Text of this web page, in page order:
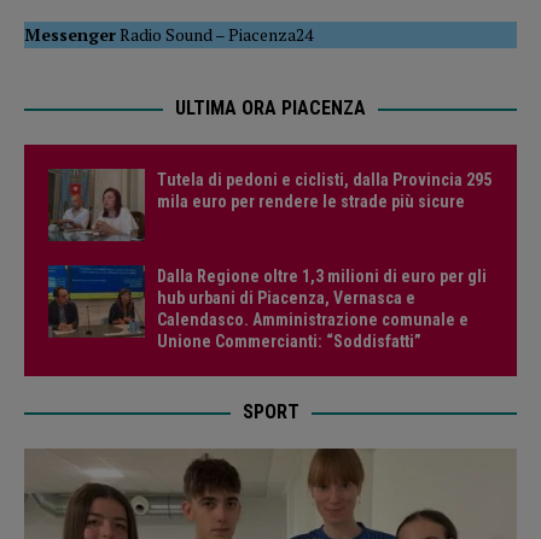
MessengerRadio Sound–Piacenza24
ULTIMA ORA PIACENZA
Tutela di pedoni e ciclisti, dalla Provincia 295
mila euro per rendere le strade più sicure
Dalla Regione oltre 1,3 milioni di euro per gli
hub urbani di Piacenza, Vernasca e
Calendasco. Amministrazione comunale e
Unione Commercianti: “Soddisfatti”
SPORT